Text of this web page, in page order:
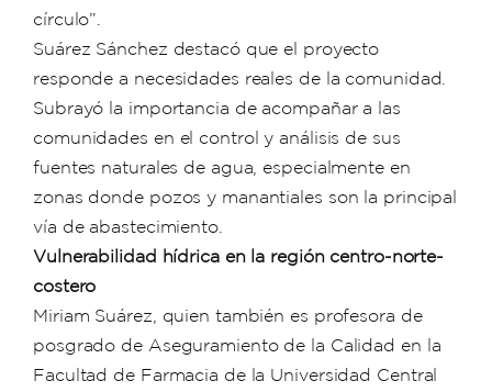
círculo”.
Suárez Sánchez destacó que el proyecto
responde a necesidades reales de la comunidad.
Subrayó la importancia de acompañar a las
comunidades en el control y análisis de sus
fuentes naturales de agua, especialmente en
zonas donde pozos y manantiales son la principal
vía de abastecimiento.
Vulnerabilidad hídrica en la región centro-norte-
costero
Miriam Suárez, quien también es profesora de
posgrado de Aseguramiento de la Calidad en la
Facultad de Farmacia de la Universidad Central